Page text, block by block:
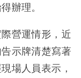
辦理。
營運情形，近
示牌清楚寫著
場人員表示，